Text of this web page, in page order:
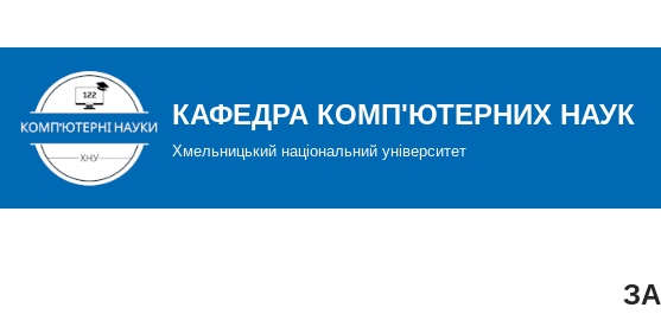
до
вмісту
КАФЕДРА КОМП'ЮТЕРНИХ НАУК
Хмельницький національний університет